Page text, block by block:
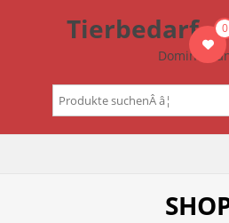
Tierbedarf –
Dominik
0
Suchen
nach: